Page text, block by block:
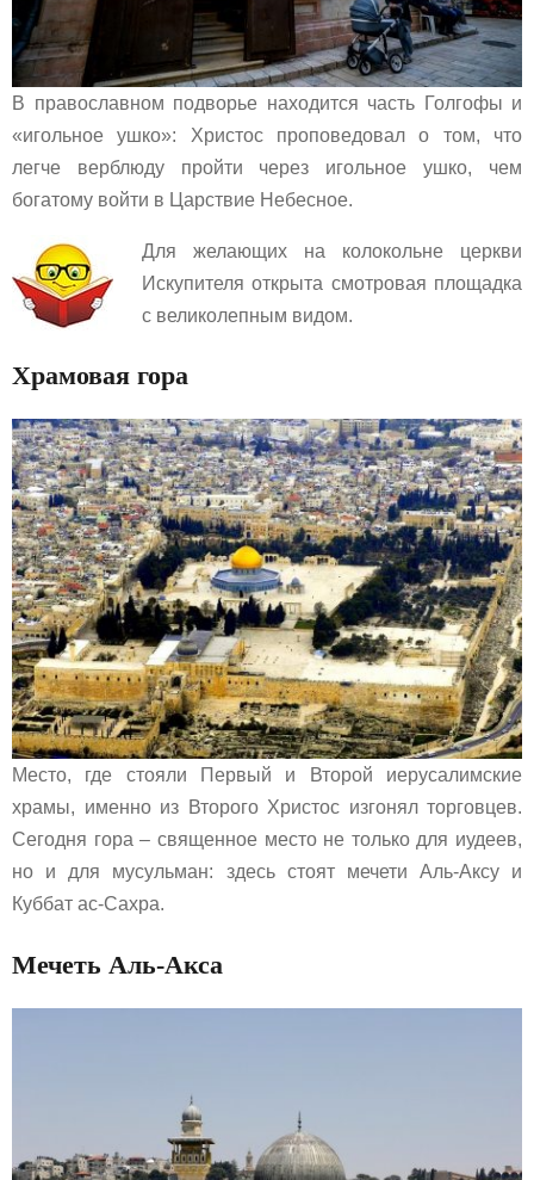
В православном подворье находится часть Голгофы и
«игольное ушко»: Христос проповедовал о том, что
легче верблюду пройти через игольное ушко, чем
богатому войти в Царствие Небесное.
Для желающих на колокольне церкви
Искупителя открыта смотровая площадка
с великолепным видом.
Храмовая гора
Место, где стояли Первый и Второй иерусалимские
храмы, именно из Второго Христос изгонял торговцев.
Сегодня гора – священное место не только для иудеев,
но и для мусульман: здесь стоят мечети Аль-Аксу и
Куббат ас-Сахра.
Мечеть Аль-Акса